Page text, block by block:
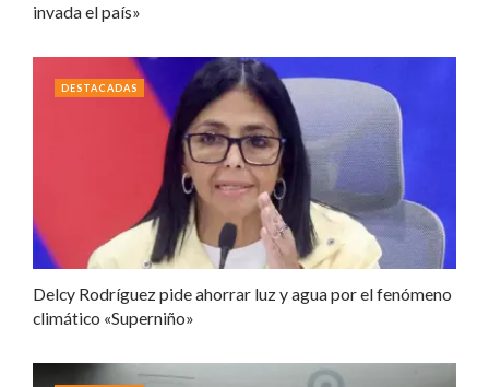
invada el país»
Delcy Rodríguez pide ahorrar luz y agua por el fenómeno
climático «Superniño»
DESTACADAS